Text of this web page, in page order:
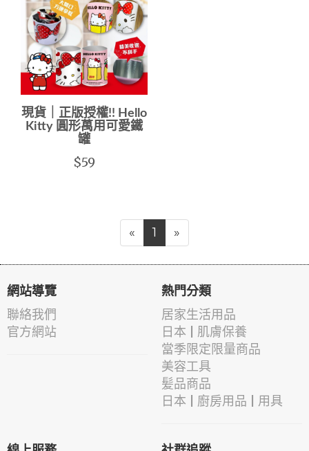
現貨｜正版授權!! Hello
Kitty 圓形萬用可愛鐵
罐
$59
« 1 »
網站導覽
聯絡我們
官方網站
熱門分類
居家生活用品
日本 | 肌膚保養
當季限定限量商品
美容工具
髪品商品
日本 | 廚房用品 | 用具